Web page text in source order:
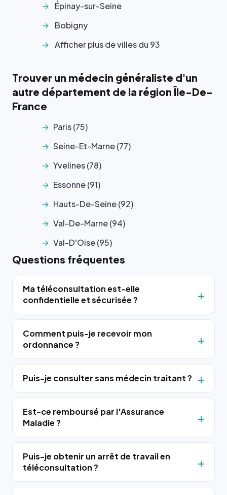
Épinay-sur-Seine
Bobigny
Afficher plus de villes du 93
Trouver un médecin généraliste d'un
autre département de la région Île-De-
France
Paris (75)
Seine-Et-Marne (77)
Yvelines (78)
Essonne (91)
Hauts-De-Seine (92)
Val-De-Marne (94)
Val-D'Oise (95)
Questions fréquentes
Ma téléconsultation est-elle
confidentielle et sécurisée ?
Comment puis-je recevoir mon
ordonnance ?
Puis-je consulter sans médecin traitant ?
Est-ce remboursé par l'Assurance
Maladie ?
Puis-je obtenir un arrêt de travail en
téléconsultation ?